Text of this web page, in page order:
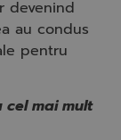
devenind
au condus
pentru
cel mai mult